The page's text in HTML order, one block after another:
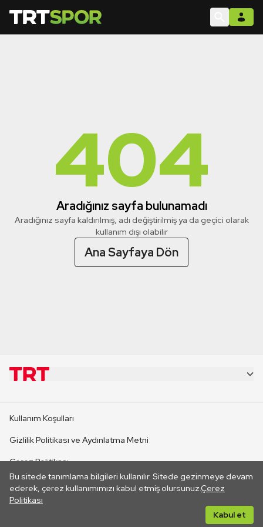
404
Aradığınız sayfa bulunamadı
Aradığınız sayfa kaldırılmış, adı değiştirilmiş ya da geçici olarak
kullanım dışı olabilir
Ana Sayfaya Dön
Bu sitede tanımlama bilgileri kullanılır. Sitede gezinmeye devam
ederek, çerez kullanımımızı kabul etmiş olursunuz.Çerez
Politikası
Kabul et
CANLI YAYINLAR
Kullanım Koşulları
Gizlilik Politikası ve Aydınlatma Metni
Çerez Politikası
İletişim
Her hakkı saklıdır. ©2026 TRT. Bağlantı yoluyla gidilen dış